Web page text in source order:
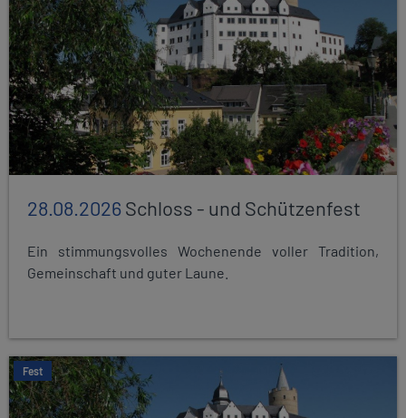
28.08.2026Schloss - und Schützenfest
Ein stimmungsvolles Wochenende voller Tradition,
Gemeinschaft und guter Laune.
Fest